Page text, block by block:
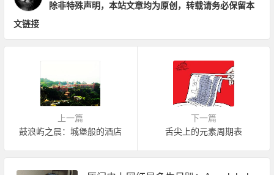
除非特殊声明，本站文章均为原创，转载请务必保留本
文链接
上一篇
鼓浪屿之晨：城堡般的酒店
下一篇
舌尖上的元素周期表